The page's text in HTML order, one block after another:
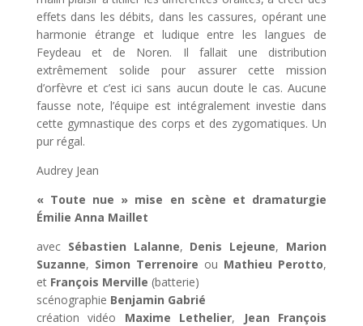
effets dans les débits, dans les cassures, opérant une
harmonie étrange et ludique entre les langues de
Feydeau et de Noren. Il fallait une distribution
extrêmement solide pour assurer cette mission
d’orfèvre et c’est ici sans aucun doute le cas. Aucune
fausse note, l’équipe est intégralement investie dans
cette gymnastique des corps et des zygomatiques. Un
pur régal.
Audrey Jean
« Toute nue » mise en scène et dramaturgie
Émilie Anna Maillet
avec Sébastien Lalanne, Denis Lejeune, Marion
Suzanne, Simon Terrenoire ou Mathieu Perotto,
et François Merville (batterie)
scénographie Benjamin Gabrié
création vidéo Maxime Lethelier,
Jean François